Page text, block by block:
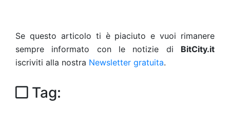
Se questo articolo ti è piaciuto e vuoi rimanere
sempre informato con le notizie di BitCity.it
iscriviti alla nostra Newsletter gratuita.
Tag: